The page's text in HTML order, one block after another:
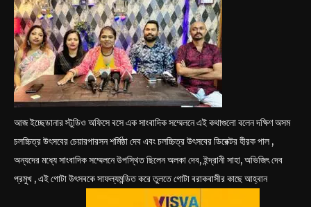
আজ ইচ্ছেডানার স্টুডিও অফিসে বসে এক সাংবাদিক সম্মেলনে এই কথাগুলো বলেন দক্ষিণ অসম
চলচ্চিত্র উৎসবের চেয়ারপারসন শর্মিষ্ঠা দেব এবং চলচ্চিত্র উৎসবের ডিরেক্টর হীরক পাল ,
অন্যদের মধ্যে সাংবাদিক সম্মেলনে উপস্থিত ছিলেন অলকা দেব, ইন্দ্রানী সাহা, অভিজিৎ দেব
প্রমুখ , এই গোটা উৎসবকে সাফল্যমন্ডিত করে তুলতে গোটা বরাকবাসীর কাছে আহ্বান